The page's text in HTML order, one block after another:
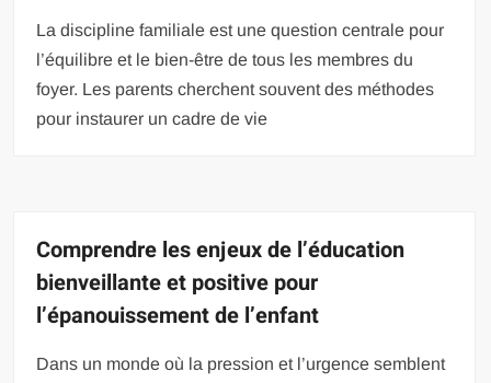
La discipline familiale est une question centrale pour
l’équilibre et le bien-être de tous les membres du
foyer. Les parents cherchent souvent des méthodes
pour instaurer un cadre de vie
Comprendre les enjeux de l’éducation
bienveillante et positive pour
l’épanouissement de l’enfant
Dans un monde où la pression et l’urgence semblent